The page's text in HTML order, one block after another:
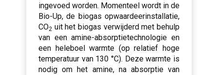
ingevoed worden. Momenteel wordt in de
Bio-Up, de biogas opwaardeerinstallatie,
CO2 uit het biogas verwijderd met behulp
van een amine-absorptietechnologie en
een heleboel warmte (op relatief hoge
temperatuur van 130 °C). Deze warmte is
nodig om het amine, na absorptie van